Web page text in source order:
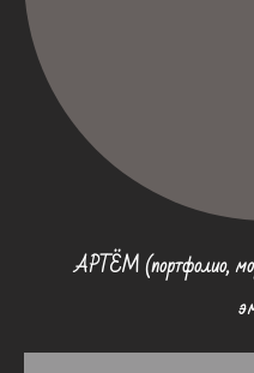
АРТЁМ (портфолио,